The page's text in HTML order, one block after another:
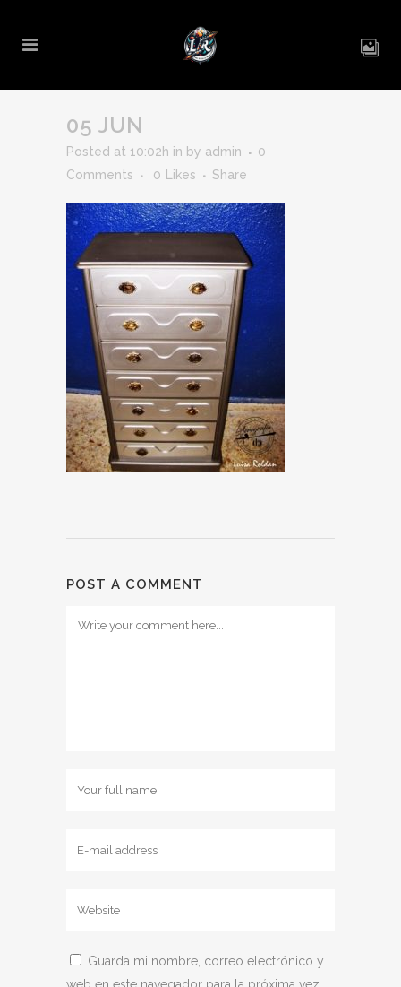
05 JUN
Posted at 10:02h in by admin
0
Comments
0 Likes Share
POST A COMMENT
Guarda mi nombre, correo electrónico y